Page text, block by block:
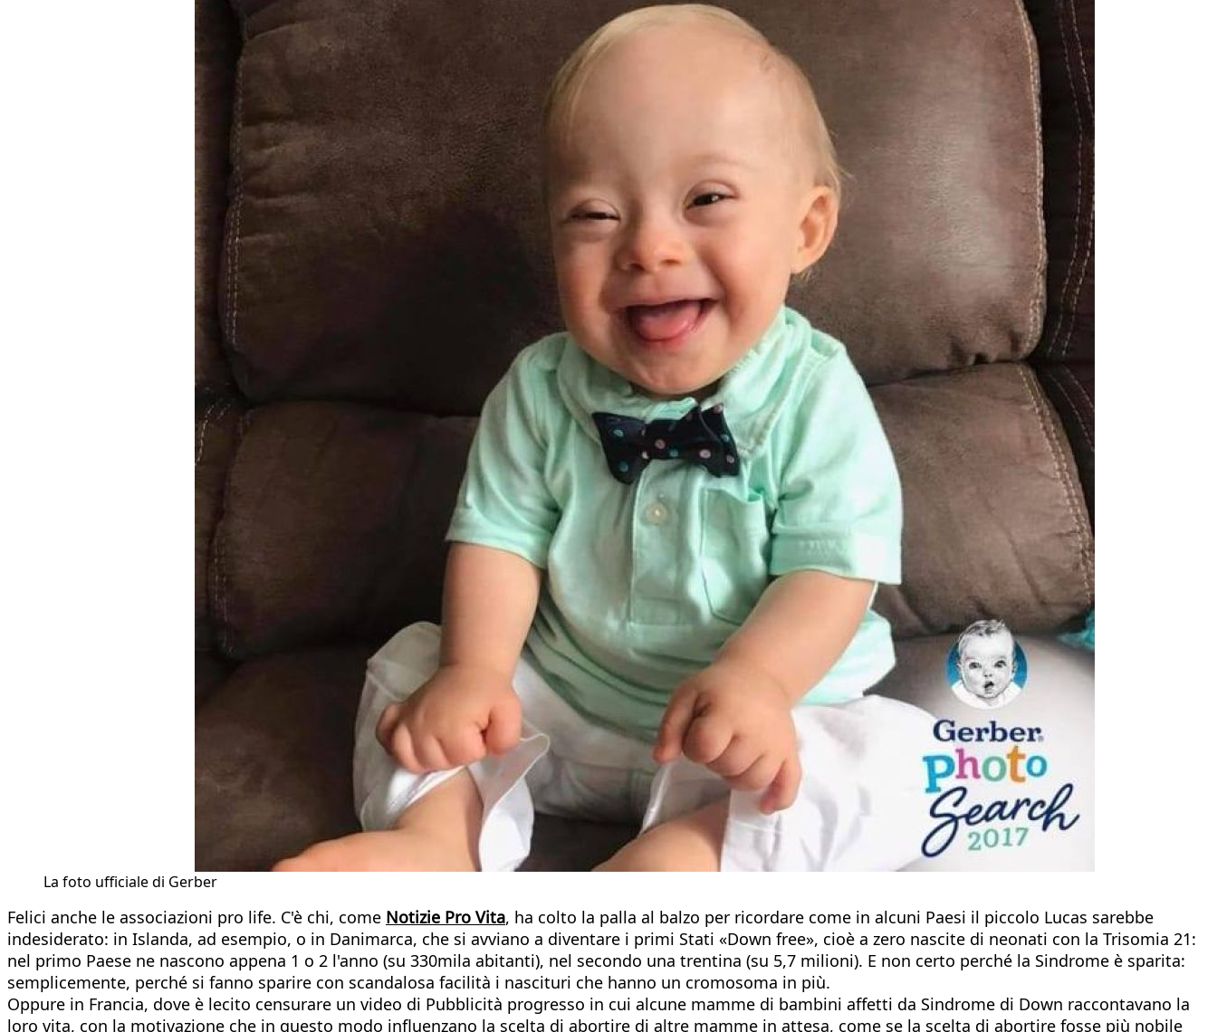
La foto ufficiale di Gerber
Felici anche le associazioni pro life. C'è chi, come Notizie Pro Vita, ha colto la palla al balzo per ricordare come in alcuni Paesi il piccolo Lucas sarebbe
indesiderato: in Islanda, ad esempio, o in Danimarca, che si avviano a diventare i primi Stati «Down free», cioè a zero nascite di neonati con la Trisomia 21:
nel primo Paese ne nascono appena 1 o 2 l'anno (su 330mila abitanti), nel secondo una trentina (su 5,7 milioni). E non certo perché la Sindrome è sparita:
semplicemente, perché si fanno sparire con scandalosa facilità i nascituri che hanno un cromosoma in più.
Oppure in Francia, dove è lecito censurare un video di Pubblicità progresso in cui alcune mamme di bambini affetti da Sindrome di Down raccontavano la
loro vita, con la motivazione che in questo modo influenzano la scelta di abortire di altre mamme in attesa, come se la scelta di abortire fosse più nobile